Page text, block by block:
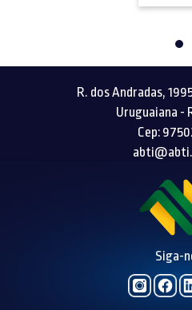
R. dos Andradas,
Uruguaiana -
Cep:
Siga-